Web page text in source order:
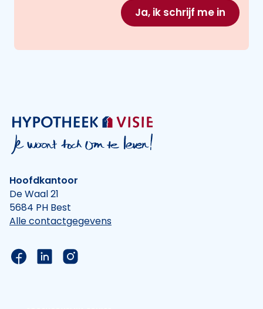
Ja, ik schrijf me in
Hoofdkantoor
De Waal 21
5684 PH Best
Alle contactgegevens
Link naar de Facebook pagina van Hypotheek
Link naar de LinkedIn pagina van
Link naar de Instagram pagina van